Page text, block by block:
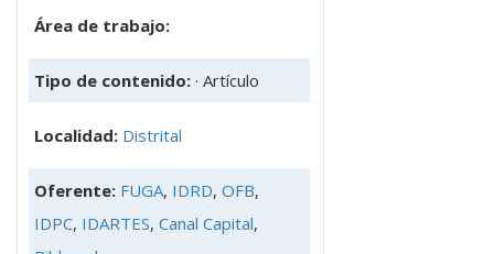
Área de trabajo:
Tipo de contenido: · Artículo
Localidad: Distrital
Oferente: FUGA, IDRD, OFB,
IDPC, IDARTES, Canal Capital,